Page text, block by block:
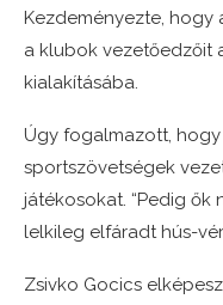
Kezdeményezte, hogy
a klubok vezetőedzőit
kialakításába.
Úgy fogalmazott,
sportszövetségek
játékosokat. “Pedig
lelkileg elfáradt hús-
Zsivko Gocics